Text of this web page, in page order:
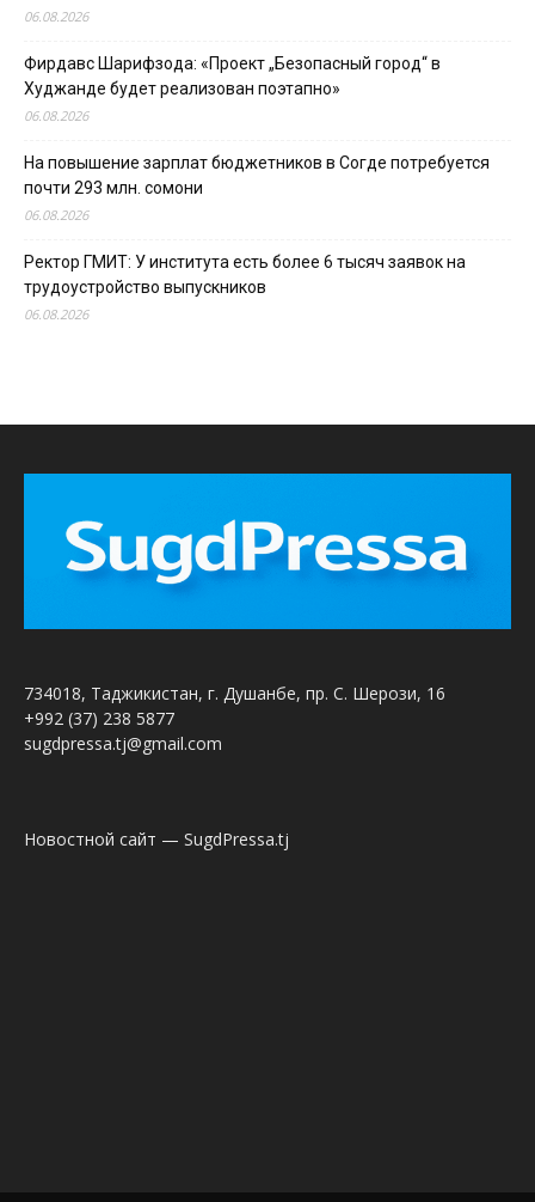
06.08.2026
Фирдавс Шарифзода: «Проект „Безопасный город“ в
Худжанде будет реализован поэтапно»
06.08.2026
На повышение зарплат бюджетников в Согде потребуется
почти 293 млн. сомони
06.08.2026
Ректор ГМИТ: У института есть более 6 тысяч заявок на
трудоустройство выпускников
06.08.2026
734018, Таджикистан, г. Душанбе, пр. С. Шерози, 16
+992 (37) 238 5877
sugdpressa.tj@gmail.com
Новостной сайт — SugdPressa.tj